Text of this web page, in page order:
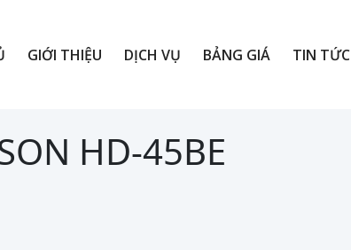
GIỚI THIỆU DỊCH VỤ BẢNG GIÁ TIN TỨC
HD-45BE